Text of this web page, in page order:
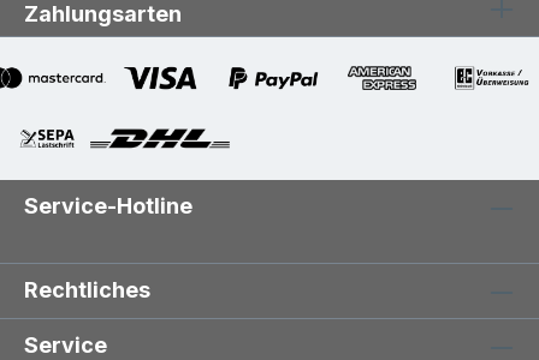
Zahlungsarten
Service-Hotline
Rechtliches
Service